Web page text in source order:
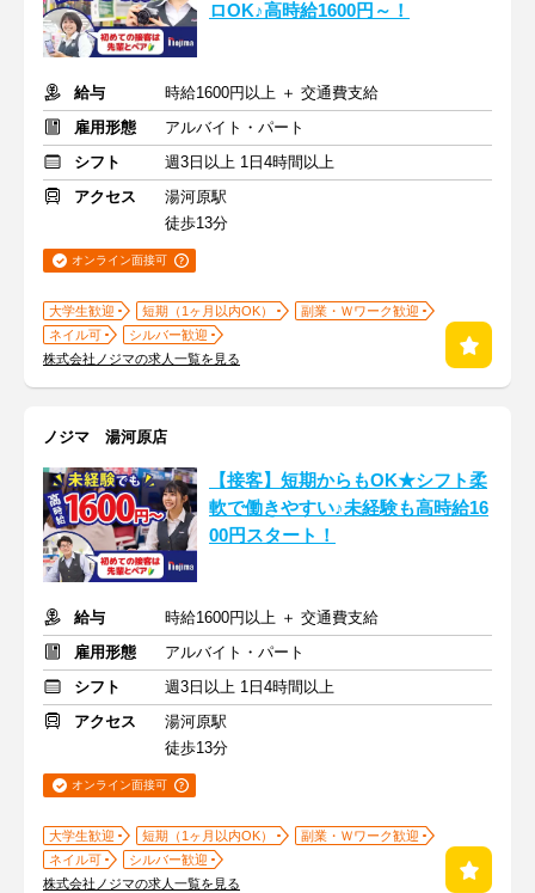
ロOK♪高時給1600円～！
給与
時給1600円以上 ＋ 交通費支給
雇用形態
アルバイト・パート
シフト
週3日以上 1日4時間以上
アクセス
湯河原駅
徒歩13分
オンライン面接可
大学生歓迎 短期（1ヶ月以内OK）
副業・Ｗワーク歓迎
ネイル可
シルバー歓迎
株式会社ノジマの求人一覧を見る
ノジマ 湯河原店
【接客】短期からもOK★シフト柔
軟で働きやすい♪未経験も高時給16
00円スタート！
給与
時給1600円以上 ＋ 交通費支給
雇用形態
アルバイト・パート
シフト
週3日以上 1日4時間以上
アクセス
湯河原駅
徒歩13分
オンライン面接可
大学生歓迎 短期（1ヶ月以内OK）
副業・Ｗワーク歓迎
ネイル可
シルバー歓迎
株式会社ノジマの求人一覧を見る